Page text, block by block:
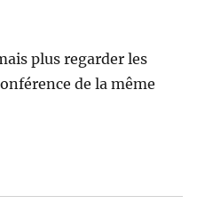
plus regarder les
de la même